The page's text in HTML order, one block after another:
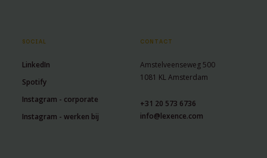
SOCIAL
LinkedIn
Spotify
Instagram - corporate
Instagram - werken bij
CONTACT
Amstelveenseweg 500
1081 KL Amsterdam
+31 20 573 6736
info@lexence.com